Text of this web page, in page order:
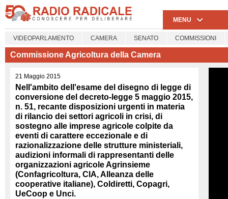
MENU
VIDEOPARLAMENTO CAMERA SENATO COMMISSIONI
Commissione Agricoltura della Camera
21 Maggio 2015
Nell'ambito dell'esame del disegno di legge di
conversione del decreto-legge 5 maggio 2015,
n. 51, recante disposizioni urgenti in materia
di rilancio dei settori agricoli in crisi, di
sostegno alle imprese agricole colpite da
eventi di carattere eccezionale e di
razionalizzazione delle strutture ministeriali,
audizioni informali di rappresentanti delle
organizzazioni agricole Agrinsieme
(Confagricoltura, CIA, Alleanza delle
cooperative italiane), Coldiretti, Copagri,
UeCoop e Unci.